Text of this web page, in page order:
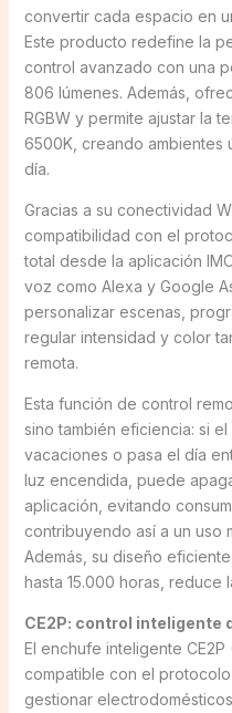
convertir cada espacio en
Este producto redefine la
control avanzado con una
806 lúmenes. Además,
RGBW y permite ajustar la
6500K, creando ambientes
día.
Gracias a su conectividad
compatibilidad con el
total desde la aplicación
voz como Alexa y Google
personalizar escenas,
regular intensidad y color
remota.
Esta función de control
sino también eficiencia: si
vacaciones o pasa el día
luz encendida, puede
aplicación, evitando
contribuyendo así a un uso
Además, su diseño
hasta 15.000 horas, reduce
CE2P: control inteligente
El enchufe inteligente
compatible con el
gestionar